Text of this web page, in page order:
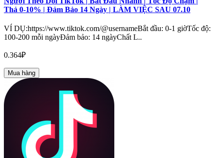
Thả 0-10% | Đảm Bảo 14 Ngày | LÀM VIỆC SAU 07.10
VÍ DỤ:https://www.tiktok.com/@usernameBắt đầu: 0-1 giờTốc độ:
100-200 mỗi ngàyĐảm bảo: 14 ngàyChất L..
0.364₽
Mua hàng